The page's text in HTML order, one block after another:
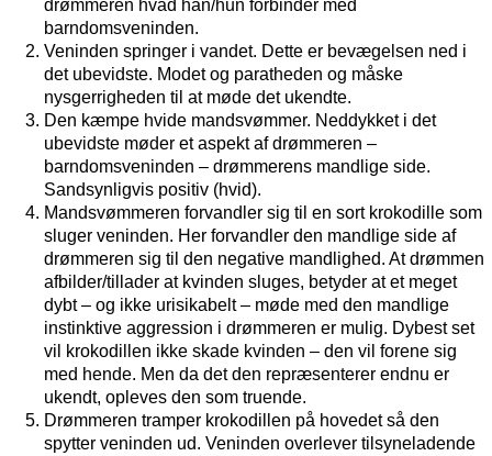
drømmeren hvad han/hun forbinder med
barndomsveninden.
Veninden springer i vandet. Dette er bevægelsen ned i
det ubevidste. Modet og paratheden og måske
nysgerrigheden til at møde det ukendte.
Den kæmpe hvide mandsvømmer. Neddykket i det
ubevidste møder et aspekt af drømmeren –
barndomsveninden – drømmerens mandlige side.
Sandsynligvis positiv (hvid).
Mandsvømmeren forvandler sig til en sort krokodille som
sluger veninden. Her forvandler den mandlige side af
drømmeren sig til den negative mandlighed. At drømmen
afbilder/tillader at kvinden sluges, betyder at et meget
dybt – og ikke urisikabelt – møde med den mandlige
instinktive aggression i drømmeren er mulig. Dybest set
vil krokodillen ikke skade kvinden – den vil forene sig
med hende. Men da det den repræsenterer endnu er
ukendt, opleves den som truende.
Drømmeren tramper krokodillen på hovedet så den
spytter veninden ud. Veninden overlever tilsyneladende